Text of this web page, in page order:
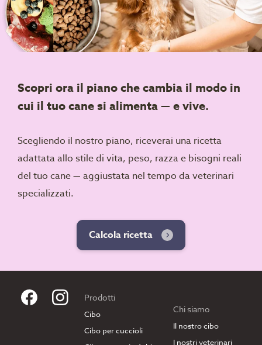
Scopri ora il piano che cambia il modo in
cui il tuo cane si alimenta — e vive.
Scegliendo il nostro piano, riceverai una ricetta
adattata allo stile di vita, peso, razza e bisogni reali
del tuo cane — aggiustata nel tempo da veterinari
specializzati.
Calcola ricetta
Prodotti
Cibo
Cibo per cuccioli
Chi siamo
Il nostro cibo
I nostri veterinari